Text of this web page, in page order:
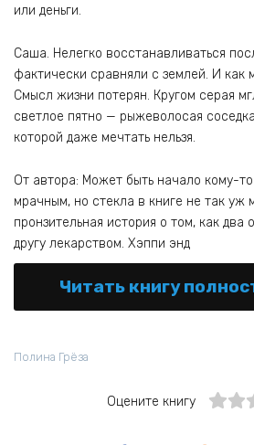
или деньги.
Саша. Нелегко восстанавливаться
фактически сравняли с землей. И как
Смысл жизни потерян. Кругом серая
светлое пятно — рыжеволосая
которой даже мечтать нельзя.
От автора: Может быть начало кому-
мрачным, но стекла в книге не так уж
пронзительная история о том, как два
другу лекарством. Хэппи энд
Читать книгу
Полина Грёза
Оцените книгу